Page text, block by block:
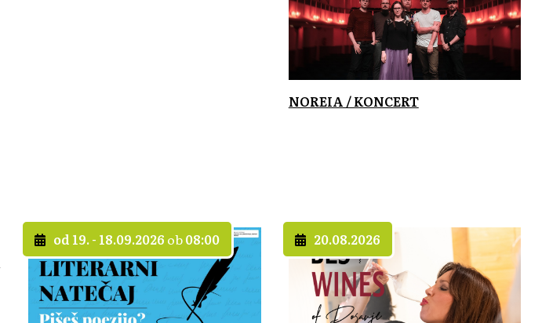
NOREIA / KONCERT
od 19. - 18.09.2026 ob08:00 20.08.2026